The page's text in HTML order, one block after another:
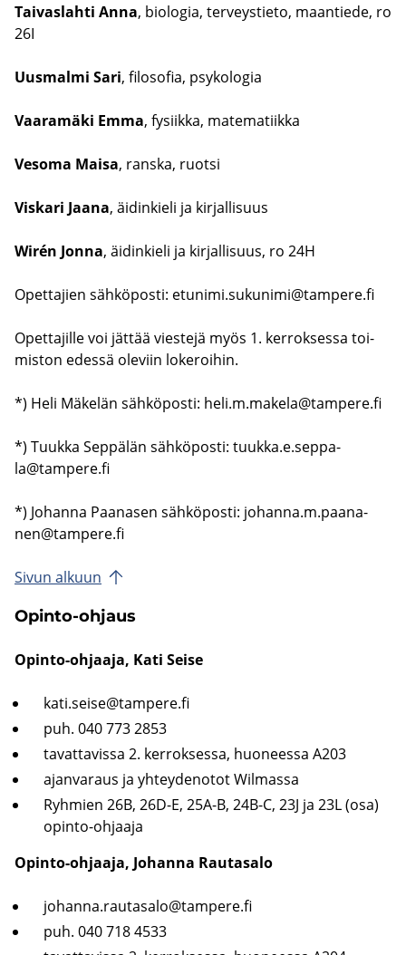
Tai­vas­lah­ti Anna, bio­lo­gia, ter­veys­tie­to, maan­tie­de, ro
26I
Uus­mal­mi Sari, fi­lo­so­fia, psy­ko­lo­gia
Vaa­ra­mä­ki Emma, fy­siik­ka, ma­te­ma­tiik­ka
​Vesoma Maisa, rans­ka, ruot­si
Vis­ka­ri Jaana, äi­din­kie­li ja kir­jal­li­suus
Wirén Jonna, äi­din­kie­li ja kir­jal­li­suus, ro 24H
Opet­ta­jien säh­kö­pos­ti: etu­ni­mi.su­ku­ni­mi@tam­pe­re.fi
Opet­ta­jil­le voi jät­tää vies­te­jä myös 1. ker­rok­ses­sa toi­
mis­ton edes­sä ole­viin lo­ke­roi­hin.
*) Heli Mä­ke­län säh­kö­pos­ti: heli.m.ma­ke­la@tam­pe­re.fi
*) Tuuk­ka Sep­pä­län säh­kö­pos­ti: tuuk­ka.e.sep­pa­
la@tam­pe­re.fi
*) Jo­han­na Paa­na­sen säh­kö­pos­ti: jo­han­na.m.paa­na­
nen@tam­pe­re.fi
Sivun al­kuun
Opinto-​ohjaus
Opinto-​ohjaaja, Kati Seise
kati.seise@tam­pe­re.fi
puh. 040 773 2853
ta­vat­ta­vis­sa 2. ker­rok­ses­sa, huo­nees­sa A203
ajan­va­raus ja yh­tey­de­no­tot Wilmassa
Ryh­mien 26B, 26D-E, 25A-B, 24B-C, 23J ja 23L (osa)
opinto-​ohjaaja
Opinto-​ohjaaja, Jo­han­na Rau­ta­sa­lo
jo­han­na.rau­ta­sa­lo@tam­pe­re.fi
puh. 040 718 4533